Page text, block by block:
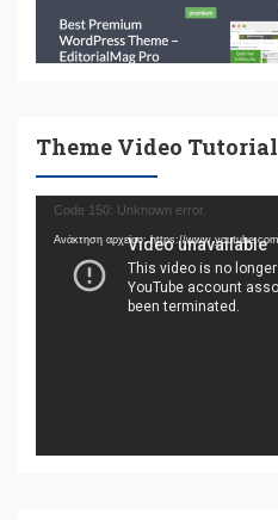
Theme Video Tutorial
Πρόγραμμα
Αναπαραγωγής
Βίντεο
Code 150: Unknown error.
Ανάκτηση αρχείου: https://